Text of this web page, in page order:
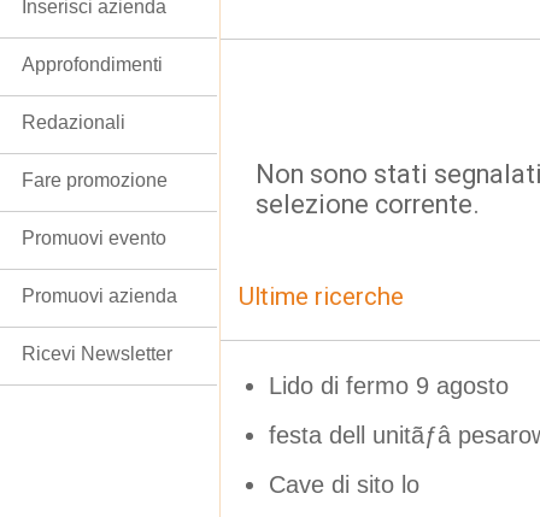
Non sono stati
selezione corrente.
Ultime ricerche
Lido di fermo 9 agosto
festa dell unitãƒâ
Cave di sito lo
Inserisci azienda
Approfondimenti
Redazionali
Fare promozione
Promuovi evento
Promuovi azienda
Ricevi Newsletter